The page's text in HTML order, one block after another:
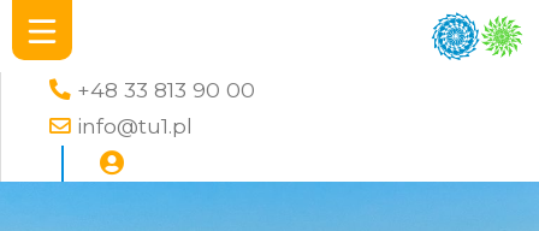
+48 33 813 90 00
info@tu1.pl